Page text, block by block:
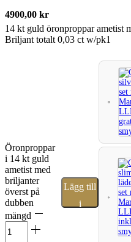
4900,00 kr
14 kt guld öronproppar ametist
Briljant totalt 0,03 ct w/pk1
Öronproppar
i 14 kt guld
ametist med
briljanter
överst på
dubben
mängd
Lägg till
i